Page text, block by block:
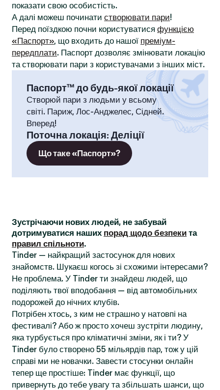
показати свою особистість.
А далі можеш починати створювати пари!
Перед поїздкою почни користуватися функцією
«Паспорт», що входить до нашої преміум-
передплати. Паспорт дозволяє змінювати локацію
та створювати пари з користувачами з інших міст.
Паспорт™ до будь-якої локації
Створюй пари з людьми у всьому
світі. Париж, Лос-Анджелес, Сідней.
Вперед!
Поточна локація: Деліції
Що таке «Паспорт»?
Зустрічаючи нових людей, не забувай
дотримуватися наших порад щодо безпеки та
правил спільноти.
Tinder — найкращий застосунок для нових
знайомств. Шукаєш когось зі схожими інтересами?
Не проблема. У Tinder ти знайдеш людей, що
поділяють твої вподобання — від автомобільних
подорожей до нічних клубів.
Потрібен хтось, з ким не страшно у натовпі на
фестивалі? Або ж просто хочеш зустріти людину,
яка турбується про кліматичні зміни, як і ти? У
Tinder було створено 55 мільярдів пар, тож у цій
справі ми не новачки. Завести стосунки онлайн
тепер ще простіше: Tinder має функції, що
привернуть до тебе увагу та збільшать шанси, що